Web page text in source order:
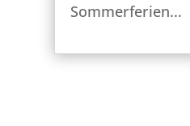
Sommerferien...